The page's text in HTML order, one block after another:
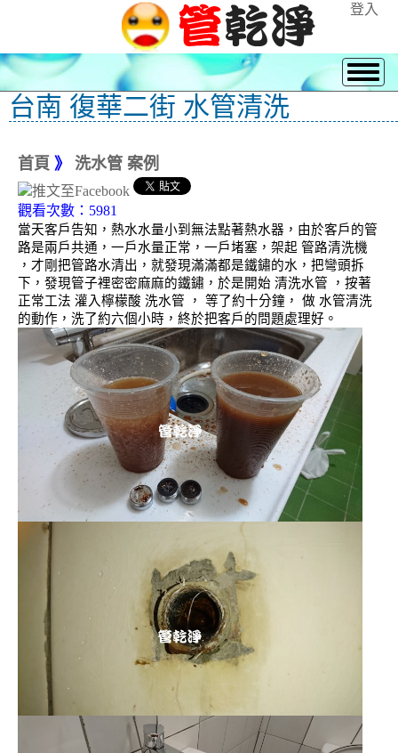
登入
台南 復華二街 水管清洗
首頁 》 洗水管 案例
觀看次數：5981
當天客戶告知，熱水水量小到無法點著熱水器，由於客戶的管
路是兩戶共通，一戶水量正常，一戶堵塞，架起 管路清洗機
，才剛把管路水清出，就發現滿滿都是鐵鏽的水，把彎頭拆
下，發現管子裡密密麻麻的鐵鏽，於是開始 清洗水管 ，按著
正常工法 灌入檸檬酸 洗水管 ， 等了約十分鐘， 做 水管清洗
的動作，洗了約六個小時，終於把客戶的問題處理好。